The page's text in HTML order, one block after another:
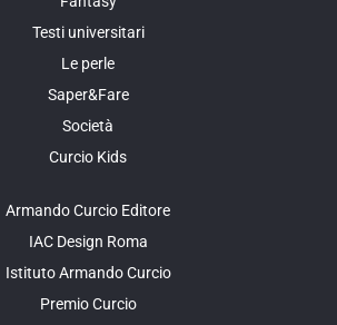
Testi universitari
Le perle
Saper&Fare
Società
Curcio Kids
Armando Curcio Editore
IAC Design Roma
Istituto Armando Curcio
Premio Curcio